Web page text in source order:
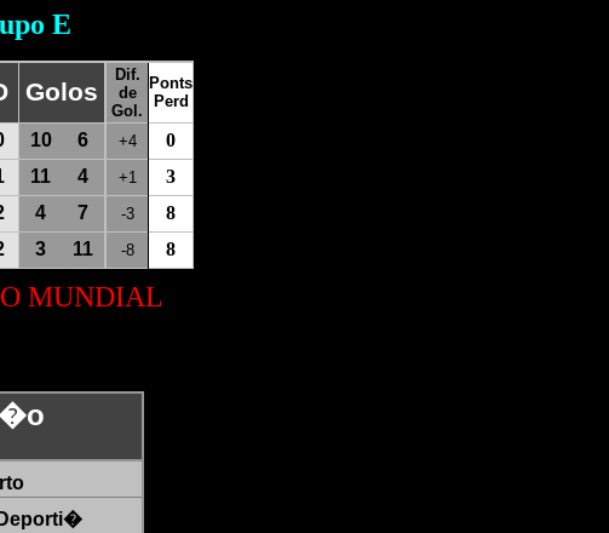
E
Golos
Dif.
de
Gol.
Ponts
Perd
10 6 +4
0
11 4 +1
3
4 7 -3
8
3 11 -8 8
MUNDIAL